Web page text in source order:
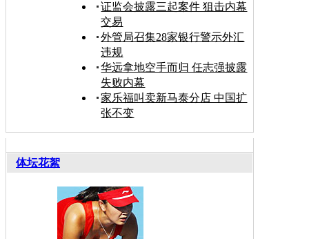
证监会披露三起案件 狙击内幕
交易
外管局召集28家银行警示外汇
违规
华远拿地空手而归 任志强披露
失败内幕
家乐福叫卖新马泰分店 中国扩
张不变
体坛花絮